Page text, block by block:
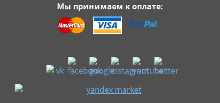
Мы принимаем к оплате: